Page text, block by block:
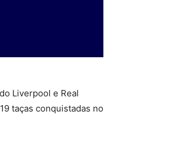
Liverpool e Real
taças conquistadas no